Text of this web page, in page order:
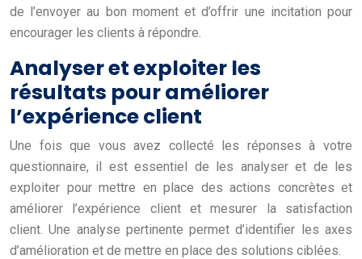
de l’envoyer au bon moment et d’offrir une incitation pour
encourager les clients à répondre.
Analyser et exploiter les
résultats pour améliorer
l’expérience client
Une fois que vous avez collecté les réponses à votre
questionnaire, il est essentiel de les analyser et de les
exploiter pour mettre en place des actions concrètes et
améliorer l’expérience client et mesurer la satisfaction
client. Une analyse pertinente permet d’identifier les axes
d’amélioration et de mettre en place des solutions ciblées.